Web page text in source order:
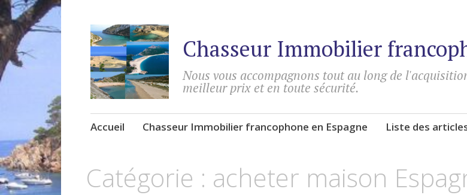
Chasseur Immobilier
Nous vous accompagnons tout au long de
meilleur prix et en toute sécurité.
Accéder
Accueil Chasseur Immobilier francophone en Espagne Liste des
Catégorie : acheter maison